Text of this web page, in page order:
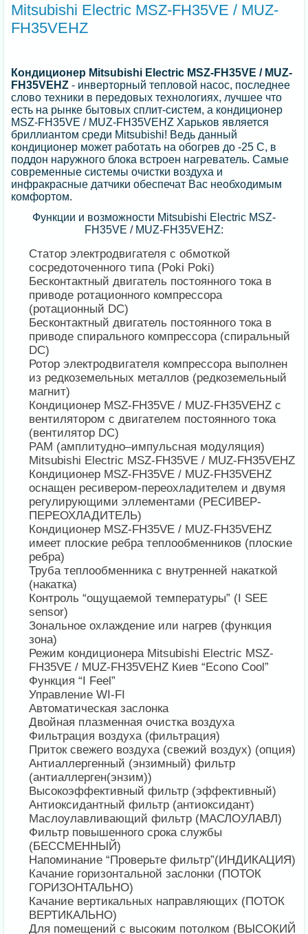
Mitsubishi Electric MSZ-FH35VE / MUZ-
FH35VEHZ
Кондиционер Mitsubishi Electric MSZ-FH35VE / MUZ-
FH35VEHZ- инверторный тепловой насос, последнее
слово техники в передовых технологиях, лучшее что
есть на рынке бытовых сплит-систем, а кондиционер
MSZ-FH35VE / MUZ-FH35VEHZ Харьков является
бриллиантом среди Mitsubishi! Ведь данный
кондиционер может работать на обогрев до -25 С, в
поддон наружного блока встроен нагреватель. Самые
современные системы очистки воздуха и
инфракрасные датчики обеспечат Вас необходимым
комфортом.
Функции и возможности Mitsubishi Electric MSZ-
FH35VE / MUZ-FH35VEHZ:
Статор электродвигателя с обмоткой
сосредоточенного типа (Poki Poki)
Бесконтактный двигатель постоянного тока в
приводе ротационного компрессора
(ротационный DC)
Бесконтактный двигатель постоянного тока в
приводе спирального компрессора (спиральный
DC)
Ротор электродвигателя компрессора выполнен
из редкоземельных металлов (редкоземельный
магнит)
Кондиционер MSZ-FH35VE / MUZ-FH35VEHZ с
вентилятором с двигателем постоянного тока
(вентилятор DC)
PAM (амплитудно–импульсная модуляция)
Mitsubishi Electric MSZ-FH35VE / MUZ-FH35VEHZ
Кондиционер MSZ-FH35VE / MUZ-FH35VEHZ
оснащен ресивером-переохладителем и двумя
регулирующими эллементами (РЕСИВЕР-
ПЕРЕОХЛАДИТЕЛЬ)
Кондиционер MSZ-FH35VE / MUZ-FH35VEHZ
имеет плоские ребра теплообменников (плоские
ребра)
Труба теплообменника с внутренней накаткой
(накатка)
Контроль “ощущаемой температуры” (I SEE
sensor)
Зональное охлаждение или нагрев (функция
зона)
Режим кондиционера Mitsubishi Electric MSZ-
FH35VE / MUZ-FH35VEHZ Киев “Econo Cool”
Функция “I Feel”
Управление WI-FI
Автоматическая заслонка
Двойная плазменная очистка воздуха
Фильтрация воздуха (фильтрация)
Приток свежего воздуха (свежий воздух) (опция)
Антиаллергенный (энзимный) фильтр
(антиаллерген(энзим))
Высокоэффективный фильтр (эффективный)
Антиоксидантный фильтр (антиоксидант)
Маслоулавливающий фильтр (МАСЛОУЛАВЛ)
Фильтр повышенного срока службы
(БЕССМЕННЫЙ)
Напоминание “Проверьте фильтр”(ИНДИКАЦИЯ)
Качание горизонтальной заслонки (ПОТОК
ГОРИЗОНТАЛЬНО)
Качание вертикальных направляющих (ПОТОК
ВЕРТИКАЛЬНО)
Для помещений с высоким потолком (ВЫСОКИЙ